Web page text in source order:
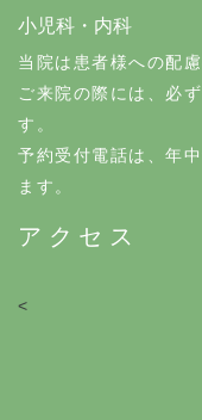
小児科・内科
当院は患者様への配
ご来院の際には、必
す。
予約受付電話は、年
ます。
アクセス
<